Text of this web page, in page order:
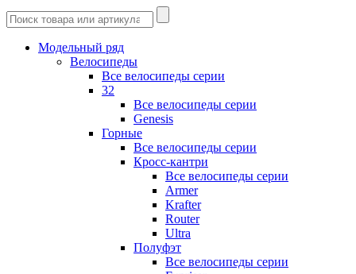
Модельный ряд
Велосипеды
Все велосипеды серии
32
Все велосипеды серии
Genesis
Горные
Все велосипеды серии
Кросс-кантри
Все велосипеды серии
Armer
Krafter
Router
Ultra
Полуфэт
Все велосипеды серии